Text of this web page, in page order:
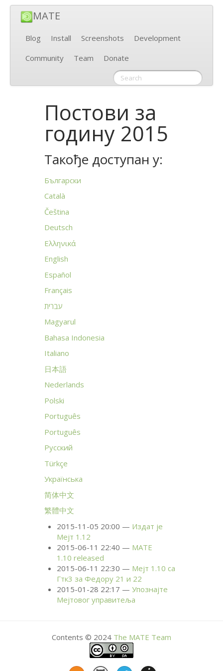
MATE
Blog Install Screenshots
Development
Community
Team Donate
Постови за
годину 2015
Такође доступан у:
Български
Català
Čeština
Deutsch
Ελληνικά
English
Español
Français
עברית
Magyarul
Bahasa Indonesia
Italiano
日本語
Nederlands
Polski
Português
Português
Русский
Türkçe
Українська
简体中文
繁體中文
2015-11-05 20:00
Издат је
Мејт 1.12
2015-06-11 22:40
MATE
1.10 released
2015-06-11 22:30
Мејт 1.10 са
Гтк3 за Федору 21 и 22
2015-01-28 22:17
Упознајте
Мејтовог управитеља
Contents © 2024 The MATE Team